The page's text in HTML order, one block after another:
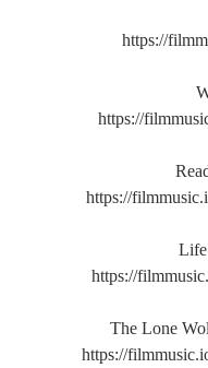
https://
https://
https://
https://
The Lone
https://